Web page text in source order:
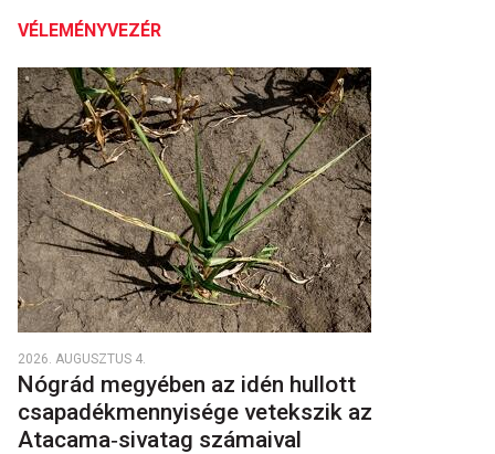
VÉLEMÉNYVEZÉR
2026. AUGUSZTUS 4.
Nógrád megyében az idén hullott
csapadékmennyisége vetekszik az
Atacama‑sivatag számaival